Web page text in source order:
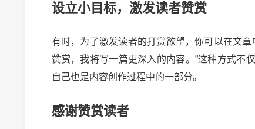
设立小目标，激发读者赞赏
有时，为了激发读者的打赏欲望，你可以在文
赞赏，我将写一篇更深入的内容。”这种方式不
自己也是内容创作过程中的一部分。
感谢赞赏读者